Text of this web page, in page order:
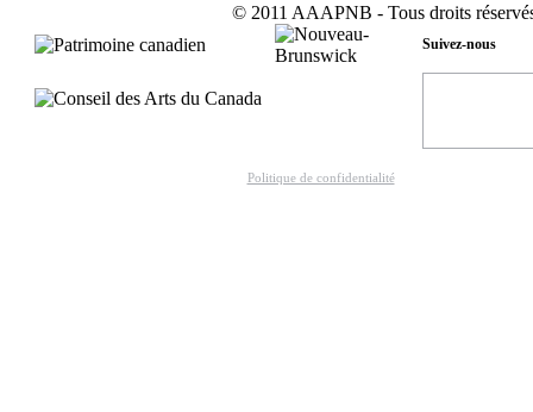
© 2011 AAAPNB - Tous droits
Suivez-nous
Politique de confidentialité